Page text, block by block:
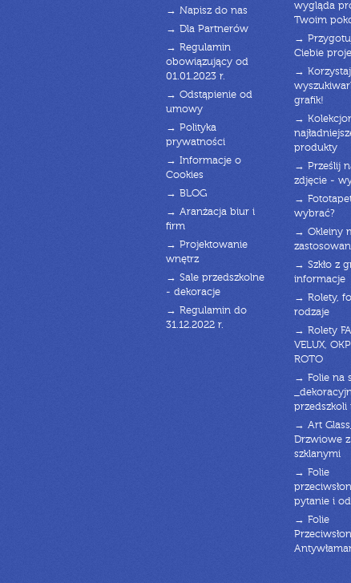
→ Napisz do nas
→ Dla Partnerów
→ Regulamin
obowiązujący od
01.01.2023 r.
→ Odstąpienie od
umowy
→ Polityka
prywatności
→ Informacje o
Cookies
→ BLOG
→ Aranżacja biur i
firm
→ Projektowanie
wnętrz
→ Sale przedszkolne
- dekoracje
→ Regulamin do
31.12.2022 r.
wygląda
Twoim
→
Ciebie
→
grafik!
→
produkty
→ Prześlij
zdjęcie -
→
wybrać?
→ Okleiny
→ Szkło z
informacje
→ Rolety,
rodzaje
→ Rolety
VELUX,
ROTO
→ Folie na
przedszkoli
→ Art
Drzwiowe
szklanymi
→ Folie
pytanie i
→ Folie